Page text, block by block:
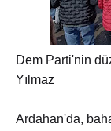
Dem Parti'nin
Yılmaz
Ardahan'da,